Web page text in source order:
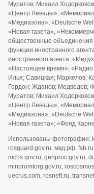
Муратов; Михаил
«Центр Левады»;
«Медиазона»; «Deutsche
«Новая газета»,
общественные
функции иностранного
иностранного агента:
«Настоящее время»;
Илья; Савицкая; Маркелов;
Гордон; Жданов; Медведев;
Муратов; Михаил
«Центр Левады»;
«Медиазона»; «Deutsche
«Новая газета»; «Фонд
Использованы фотографии:
rosguard.gov.ru, мвд.рф,
mchs.gov.ru, genproc.gov.ru,
minpromtorg.gov.ru,
uecrus.com, rosneft.ru,